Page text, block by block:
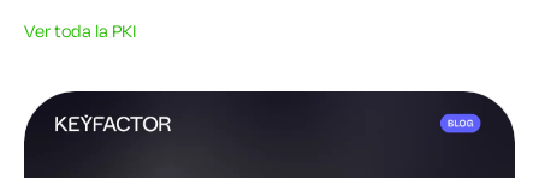
Ver toda la PKI